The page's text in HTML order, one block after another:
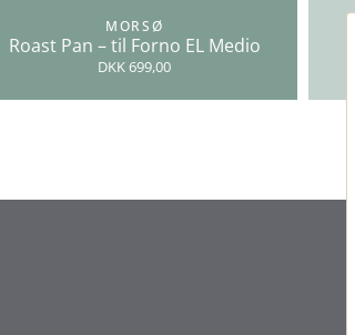
MORSØ
Roast Pan – til Forno EL Medio
DKK 699,00